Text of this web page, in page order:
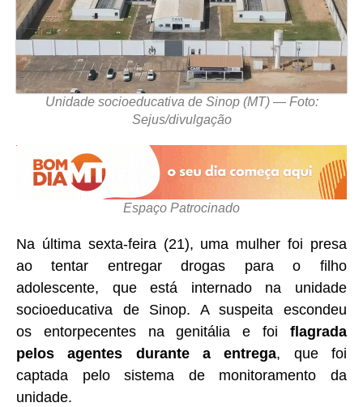
Unidade socioeducativa de Sinop (MT) — Foto:
Sejus/divulgação
Espaço Patrocinado
Na última sexta-feira (21), uma mulher foi presa
ao tentar entregar drogas para o filho
adolescente, que está internado na unidade
socioeducativa de Sinop. A suspeita escondeu
os entorpecentes na genitália e foi flagrada
pelos agentes durante a entrega, que foi
captada pelo sistema de monitoramento da
unidade.